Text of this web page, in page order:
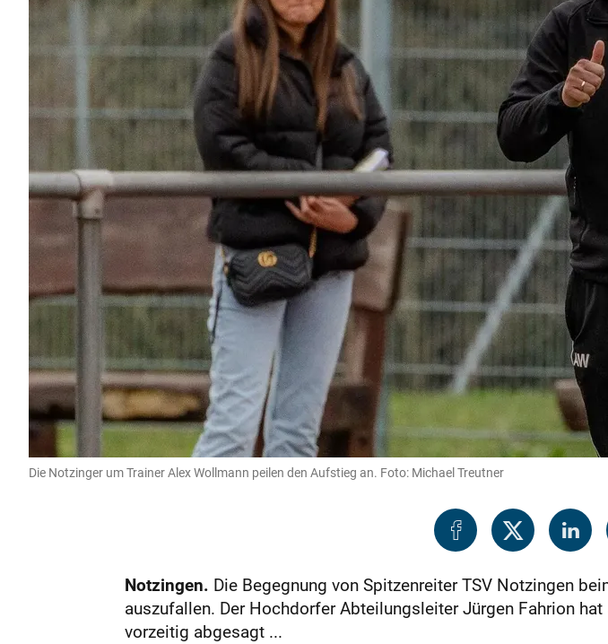
Die Notzinger um Trainer Alex Wollmann peilen den Aufstieg an. Foto: Michael Treutner
Notzingen. Die Begegnung von Spitzenreiter TSV Notzingen
auszufallen. Der Hochdorfer Abteilungsleiter Jürgen Fahrion
vorzeitig abgesagt ...